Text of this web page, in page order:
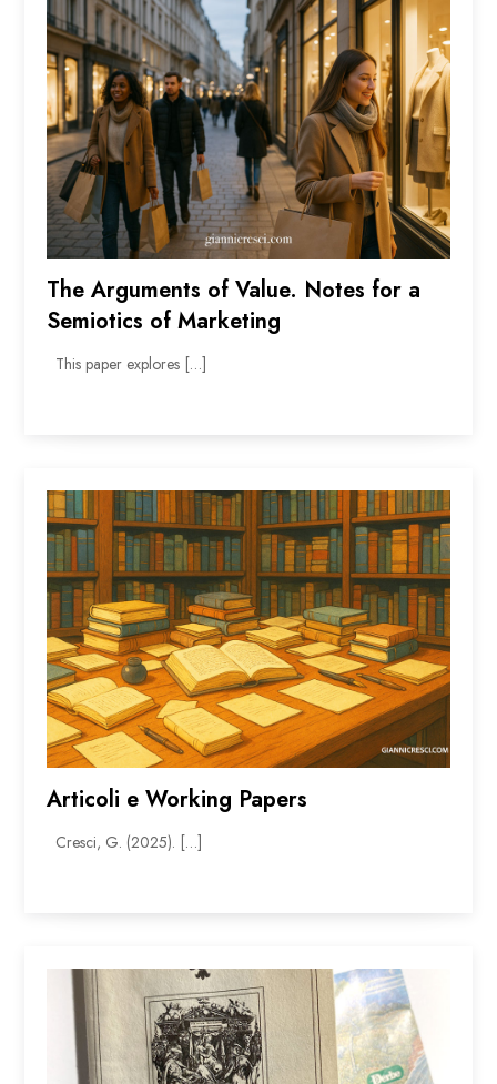
The Arguments of Value. Notes for a
Semiotics of Marketing
This paper explores […]
Articoli e Working Papers
Cresci, G. (2025). […]